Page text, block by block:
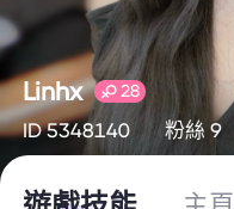
Linhx 28
ID 5348140 粉絲 9